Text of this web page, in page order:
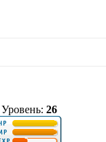
Уровень: 26